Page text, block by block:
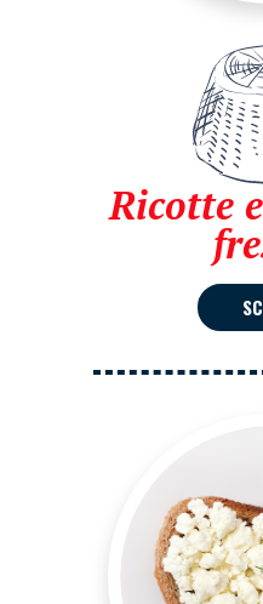
Ricotte